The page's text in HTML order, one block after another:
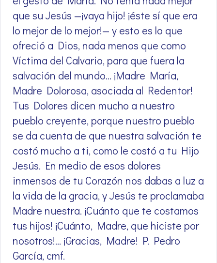
que su Jesús —¡vaya hijo! ¡éste sí que era
lo mejor de lo mejor!— y esto es lo que
ofreció a Dios, nada menos que como
Víctima del Calvario, para que fuera la
salvación del mundo… ¡Madre María,
Madre Dolorosa, asociada al Redentor!
Tus Dolores dicen mucho a nuestro
pueblo creyente, porque nuestro pueblo
se da cuenta de que nuestra salvación te
costó mucho a ti, como le costó a tu Hijo
Jesús. En medio de esos dolores
inmensos de tu Corazón nos dabas a luz a
la vida de la gracia, y Jesús te proclamaba
Madre nuestra. ¡Cuánto que te costamos
tus hijos! ¡Cuánto, Madre, que hiciste por
nosotros!… ¡Gracias, Madre! P. Pedro
García, cmf.